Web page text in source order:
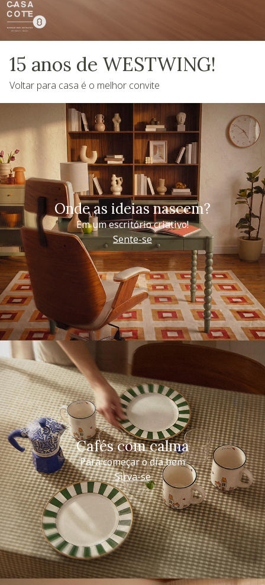
15 anos de WESTWING!
Voltar para casa é o melhor convite
Onde as ideias nascem?
Em um escritório criativo!
Sente-se
Cafés com calma
Para começar o dia bem
Sirva-se